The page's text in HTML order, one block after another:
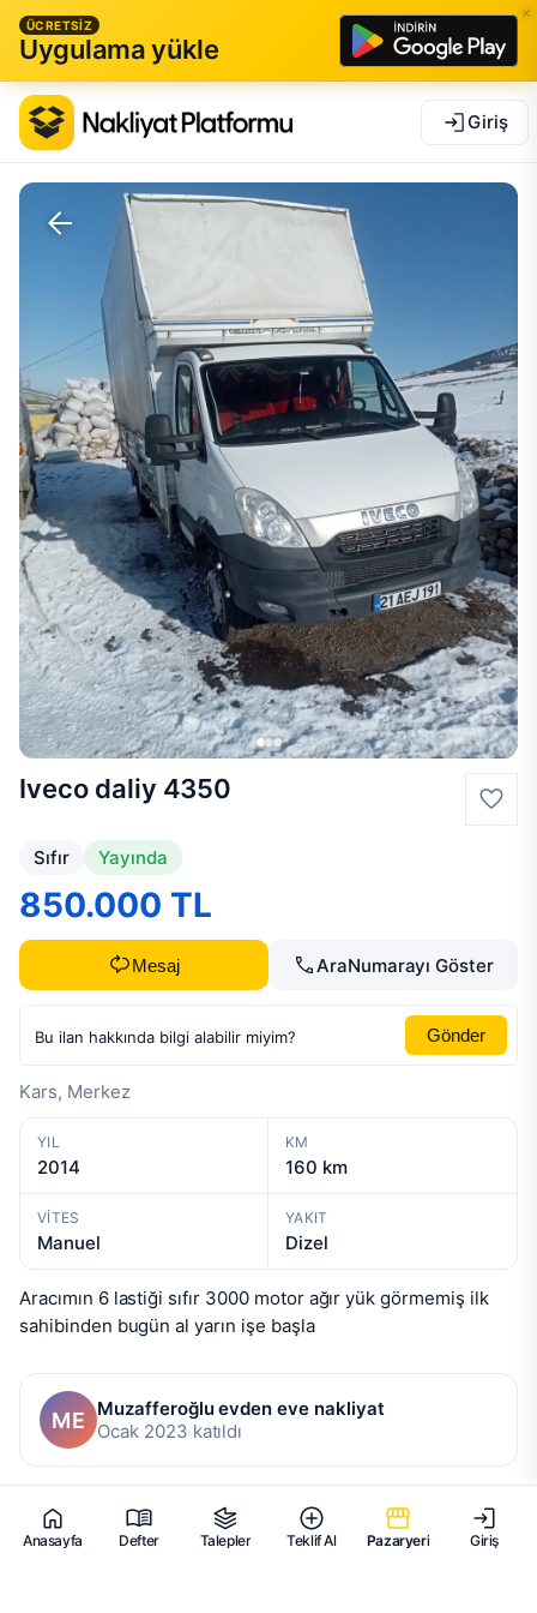
ÜCRETSİZ
Uygulama yükle
Giriş
Anasayfa Defter Talepler Teklif Al Pazaryeri Giriş
Iveco daliy 4350
Sıfır Yayında
850.000 TL
Mesaj AraNumarayı Göster
Gönder
Kars, Merkez
YIL
2014
KM
160 km
VITES
Manuel
YAKIT
Dizel
Aracımın 6 lastiği sıfır 3000 motor ağır yük görmemiş ilk
sahibinden bugün al yarın işe başla
ME
Muzafferoğlu evden eve nakliyat
Ocak 2023 katıldı